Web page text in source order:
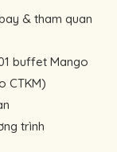
& tham quan
buffet Mango
CTKM)
trình